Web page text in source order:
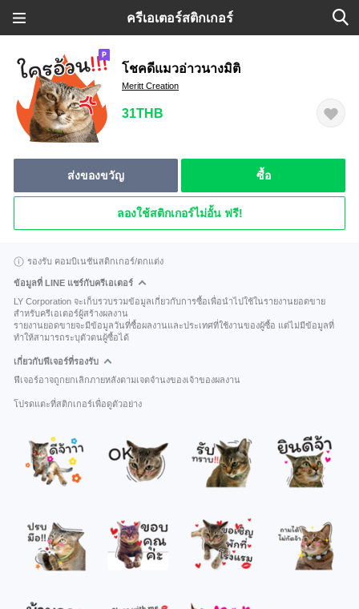
ครีเอเตอร์สติกเกอร์
โชคดีแมวอ่าวนางมิติ
Meritt Creation
31THB
ส่งของขวัญ ซื้อ
ลองใช้สติกเกอร์ไม่อั้น ฟรี!
รองรับ คอมบิเนชันสติกเกอร์/ตกแต่ง
ข้อมูลที่ LINE แชร์กับครีเอเตอร์
LY Corporation จะเก็บรวบรวมข้อมูลเกี่ยวกับการซื้อเพื่อนำไปใช้ในรายงานยอดขาย
สำหรับครีเอเตอร์ผู้สร้างผลงาน
รายงานยอดขายจะมีข้อมูลวันที่ซื้อผลงานและประเทศที่ใช้งานของผู้ซื้อ แต่ไม่มีข้อมูลที่
ทำให้สามารถระบุตัวตนผู้ซื้อได้
เกี่ยวกับฟีเจอร์ที่รองรับ
ฟีเจอร์อาจถูกยกเลิกภายหลังตามเจตจำนงของเจ้าของผลงาน
โปรดแตะที่สติกเกอร์เพื่อดูตัวอย่าง